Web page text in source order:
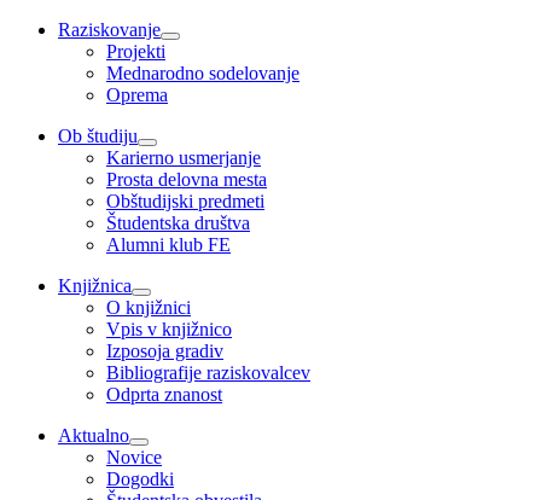
Raziskovanje
Projekti
Mednarodno sodelovanje
Oprema
Ob študiju
Karierno usmerjanje
Prosta delovna mesta
Obštudijski predmeti
Študentska društva
Alumni klub FE
Knjižnica
O knjižnici
Vpis v knjižnico
Izposoja gradiv
Bibliografije raziskovalcev
Odprta znanost
Aktualno
Novice
Dogodki